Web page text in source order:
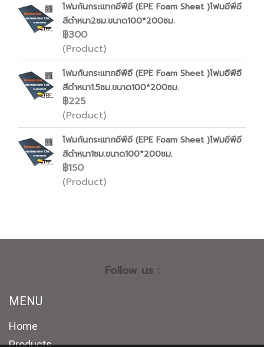
โฟมกันกระแทกอีพีอี (EPE Foam Sheet )โฟมอีพีอี
สีดำหนา2ซม.ขนาด100*200ซม.
฿300
(Product)
โฟมกันกระแทกอีพีอี (EPE Foam Sheet )โฟมอีพีอี
สีดำหนา1.5ซม.ขนาด100*200ซม.
฿225
(Product)
โฟมกันกระแทกอีพีอี (EPE Foam Sheet )โฟมอีพีอี
สีดำหนา1ซม.ขนาด100*200ซม.
฿150
(Product)
Follow us :
MENU
Home
Products